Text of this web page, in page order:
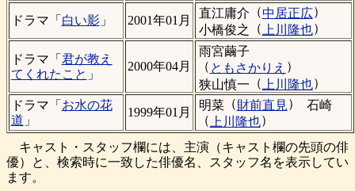
ドラマ「 白い影」 2001年01月
直江庸介 （中居正広）
小橋俊之 （ 上川隆也）
ドラマ「 君が教え
てくれたこと 」
2000年04月
雨宮繭子
（ ともさかりえ ）
狭山慎一 （ 上川隆也）
ドラマ「 お水の花
道 」
1999年01月
明菜（財前直見）
石崎
（ 上川隆也）
キャスト・スタッフ欄には、主演（キャスト欄の先頭の俳
優）と、検索時に一致した俳優名、スタッフ名を表示してい
ます。